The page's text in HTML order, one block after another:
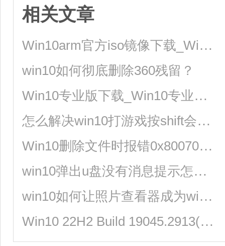
相关文章
Win10arm官方iso镜像下载_Win10arm版镜像64位下载
win10如何彻底删除360残留？
Win10专业版下载_Win10专业版极速安装系统64位
怎么解决win10打游戏按shift会切换输入法？
Win10删除文件时报错0x800700E1，因为文件包含病毒或潜在的垃圾软件？
win10弹出u盘没有消息提示怎么解决？
win10如何让照片查看器成为win10默认看图工具？
Win10 22H2 Build 19045.2913(KB5025297)正式版更新！附详细更新内容